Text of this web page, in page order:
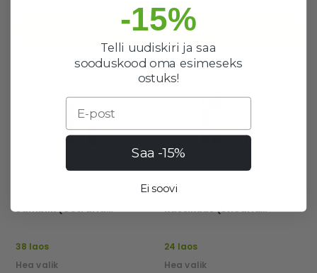
taimne ekstrakt - islandi
samblik (Cetraria
38 laos
Hea valik
taimne ekstrakt -
kassiküüs (Uncaria
24 laos
Hea valik
-15%
Telli uudiskiri ja saa
sooduskood oma esimeseks
ostuks!
Saa -15%
Ei soovi